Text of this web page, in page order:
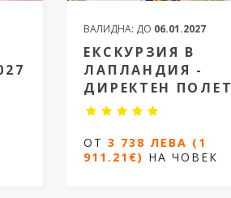
ВАЛИДНА: ДО 06.01.2027
ЕКСКУРЗИЯ В
ЛАПЛАНДИЯ -
ДИРЕКТЕН ПОЛЕТ
Екскурзия в Лапландия -
Директен полет
ОТ3 738 ЛЕВА (1
911.21€) НА ЧОВЕК